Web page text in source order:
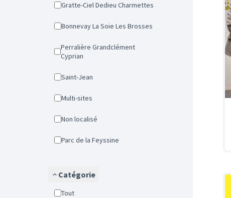
Gratte-Ciel Dedieu Charmettes
Bonnevay La Soie Les Brosses
Perralière Grandclément
Cyprian
Saint-Jean
Multi-sites
Non localisé
Parc de la Feyssine
Catégorie
Tout